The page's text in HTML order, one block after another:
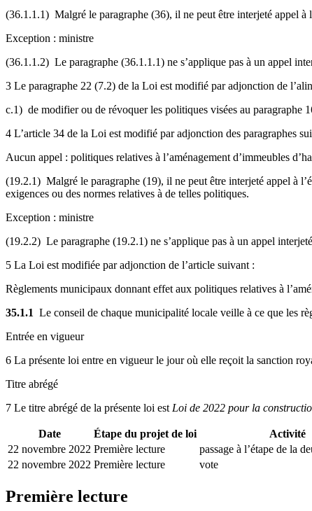
(36.1.1.1) Malgré le paragraphe (36), il ne peut être interjeté appel à
Exception : ministre
(36.1.1.2) Le paragraphe (36.1.1.1) ne s’applique pas à un appel
3 Le paragraphe 22 (7.2) de la Loi est modifié par adjonction de
c.1) de modifier ou de révoquer les politiques visées au paragraphe
4 L’article 34 de la Loi est modifié par adjonction des paragraphes
Aucun appel : politiques relatives à l’aménagement d’immeubles
(19.2.1) Malgré le paragraphe (19), il ne peut être interjeté appel à
exigences ou des normes relatives à de telles politiques.
Exception : ministre
(19.2.2) Le paragraphe (19.2.1) ne s’applique pas à un appel
5 La Loi est modifiée par adjonction de l’article suivant :
Règlements municipaux donnant effet aux politiques relatives à
35.1.1 Le conseil de chaque municipalité locale veille à ce que les
Entrée en vigueur
6 La présente loi entre en vigueur le jour où elle reçoit la sanction
Titre abrégé
7 Le titre abrégé de la présente loi est Loi de 2022 pour la
Date Étape du projet de loi Activité
22 novembre 2022 Première lecture passage à l’étape de la
22 novembre 2022 Première lecture vote
Première lecture